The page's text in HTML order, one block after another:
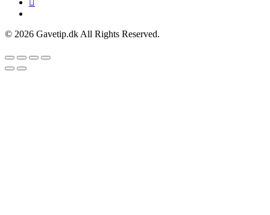
© 2026 Gavetip.dk All Rights Reserved.